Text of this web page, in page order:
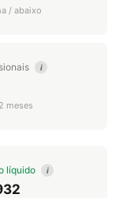
/ abaixo
i
meses
líquido i